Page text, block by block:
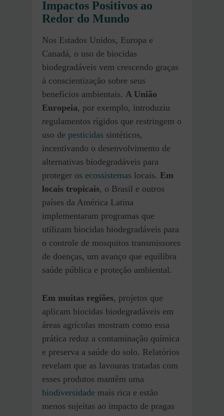
Impactos Positivos ao
Redor do Mundo
Nos Estados Unidos, Europa e
Canadá, o uso de biocidas
biodegradáveis vem crescendo graças
à conscientização sobre seus
benefícios ambientais. A União
Europeia, por exemplo, introduziu
regulamentos rígidos que restringem o
uso de pesticidas sintéticos,
incentivando o desenvolvimento de
alternativas biodegradáveis para
proteger os ecossistemas locais. Em
locais tropicais, o Brasil e outros
países da América Latina
implementaram programas que
utilizam biocidas biodegradáveis para
o controle de mosquitos transmissores
de doenças, um avanço que equilibra
saúde pública e proteção ambiental.
Em muitas regiões, projetos que
aplicam biocidas biodegradáveis em
áreas agrícolas mostram como essa
prática reduz a contaminação química
e preserva a saúde do solo. Relatórios
revelam que as lavouras tratadas com
esses produtos mantêm uma
biodiversidade mais rica e estão
menos sujeitas ao impacto de pragas